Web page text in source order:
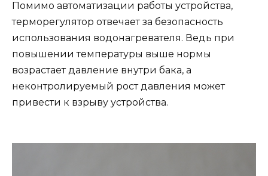
Помимо автоматизации работы устройства,
терморегулятор отвечает за безопасность
использования водонагревателя. Ведь при
повышении температуры выше нормы
возрастает давление внутри бака, а
неконтролируемый рост давления может
привести к взрыву устройства.